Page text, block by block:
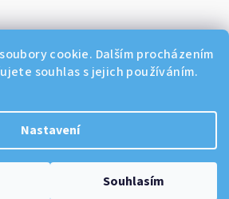
cookie. Dalším procházením
souhlas s jejich používáním.
Nastavení
Souhlasím
Instagramu